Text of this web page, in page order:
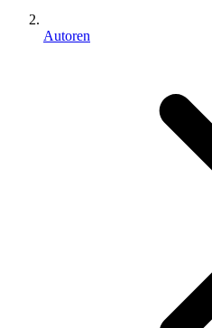
Autoren